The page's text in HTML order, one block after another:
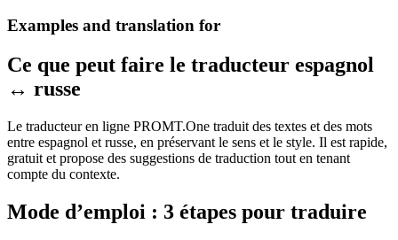
Examples and translation for
Ce que peut faire le traducteur espagnol
↔ russe
Le traducteur en ligne PROMT.One traduit des textes et des mots
entre espagnol et russe, en préservant le sens et le style. Il est rapide,
gratuit et propose des suggestions de traduction tout en tenant
compte du contexte.
Mode d’emploi : 3 étapes pour traduire